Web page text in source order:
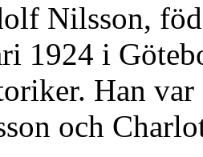
Nilsson,
1924 i
Han
och